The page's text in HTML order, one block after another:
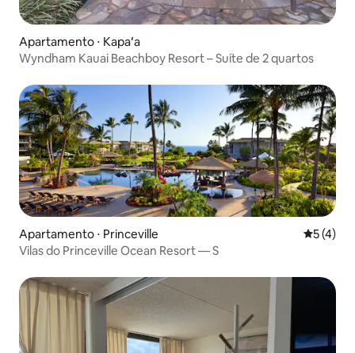
Apartamento ⋅ Kapaʻa
Wyndham Kauai Beachboy Resort – Suíte de 2 quartos
Apartamento ⋅ Princeville 5 de
5 (4)
Vilas do Princeville Ocean Resort — S